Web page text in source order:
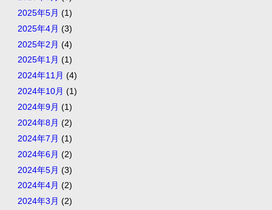
2025年5月 (1)
2025年4月 (3)
2025年2月 (4)
2025年1月 (1)
2024年11月 (4)
2024年10月 (1)
2024年9月 (1)
2024年8月 (2)
2024年7月 (1)
2024年6月 (2)
2024年5月 (3)
2024年4月 (2)
2024年3月 (2)